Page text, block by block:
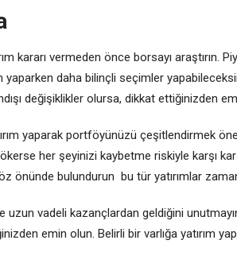
kararı vermeden önce borsayı araştırın.
yaparken daha bilinçli seçimler
değişiklikler olursa, dikkat ettiğinizden
yaparak portföyünüzü çeşitlendirmek
her şeyinizi kaybetme riskiyle karşı
önünde bulundurun bu tür yatırımlar
uzun vadeli kazançlardan geldiğini
emin olun. Belirli bir varlığa yatırım